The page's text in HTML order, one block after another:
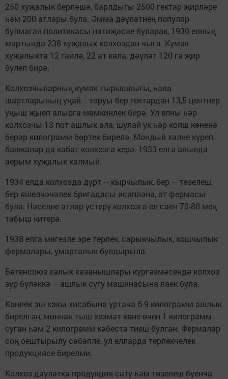
250 хуҗалык берләшә, барлдыгы 2500 гектар җирләре
һәм 200 атлары була. Әмма дәүләтнең популяр
булмаган политикасы нәтиҗәсәе буларак, 1930 елның
мартында 238 хуҗалык колхоздан чыга. Күмәк
хуҗалыкта 12 гаилә, 22 ат кала, дәүләт 120 га җир
бүлеп бирә.
Колхозчыларның күмәк тырышлыгы, һава
шартларының уңай торуы бер гектардан 13,5 центнер
уңыш җыеп алырга мөмкинлек бирә. Ул елны һәр
колхозчы 13 пот ашлык ала, шулай ук һәр кояш көненә
берәр килограмм бөртек бирелә. Мондый хәлне күреп,
башкалар да кабат колхозга керә. 1933 елга авылда
аерым хуҗалык калмый.
1934 елда колхозда дүрт – кырчылык, бер – төзелеш,
бер яшелчәчәлек бригадасы исәпләнә, ат фермасы
була. Нәселле атлар үстерү колхозга ел саен 70-80 мең
табыш китерә.
1938 елга мөгезле эре терлек, сарыкчылык, кошчылык
фермалары, умарталык булдырыла.
Бөтенсоюз халык казанышлары күргәзмәсендә колхоз
зур бүләккә – ашлык сугу машинасына лаек була.
Көнлек эш хакы хисабына уртача 6-9 килограмм ашлык
бирелгән, моннан тыш хезмәт көне өчен 1 килограмм
суган һәм 2 килограмм кәбестә тиеш булган. Фермалар
соң оештырылу сәбәпле, ул елларда терлекчелек
продукциясе бирелми.
Колхоз дәүләткә продукция сату һәм төзелеш буенча